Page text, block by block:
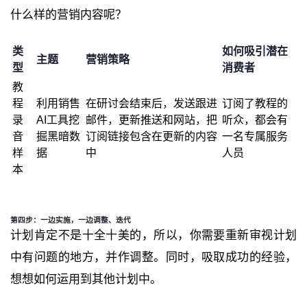
什么样的营销内容呢？
类
型
主题 营销策略
如何吸引潜在
消费者
教
程
录
音
样
本
利用销售
AI 工具挖
掘黑暗数
据
在研讨会结束后，发送跟进
邮件，更新推送和网站，把
订阅链接包含在更新的内容
中
订阅了教程的
听众，都会有
一名专属服务
人员
第四步：一边实施，一边调整、迭代
计划肯定不是十全十美的，所以，你需要重新审视计划
中有问题的地方，并作调整。同时，吸取成功的经验，
想想如何运用到其他计划中。